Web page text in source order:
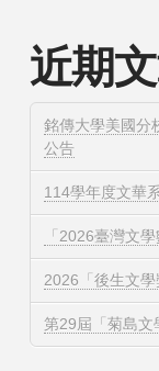
近期
銘傳大學美國分
公告
114學年度文華
「2026臺灣文
2026「後生文
第29屆「菊島文